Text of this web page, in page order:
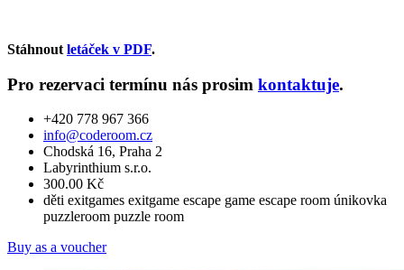
Stáhnout letáček v PDF.
Pro rezervaci termínu nás prosim kontaktuje.
+420 778 967 366
info@coderoom.cz
Chodská 16, Praha 2
Labyrinthium s.r.o.
300.00 Kč
děti exitgames exitgame escape game escape room únikovka
puzzleroom puzzle room
Buy as a voucher